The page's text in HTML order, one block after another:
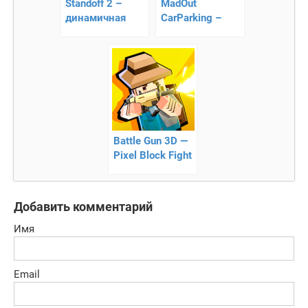
Standoff 2 –
динамичная
MadOut
CarParking –
профессиональным
парковщиком
Battle Gun 3D —
Pixel Block Fight
онлайн
Добавить комментарий
Имя
Email